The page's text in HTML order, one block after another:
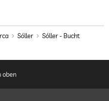
Sóller Sóller - Bucht
oben